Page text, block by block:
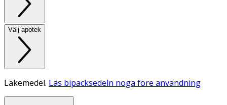
Välj apotek
Läkemedel. Läs bipacksedeln noga före användning